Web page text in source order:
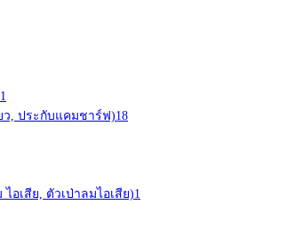
ว, ประกับแคมชาร์ฟ)18
อเสีย, ตัวเป่าลมไอเสีย)1